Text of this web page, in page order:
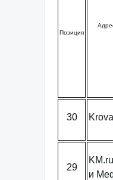
Позиция
30
29
и